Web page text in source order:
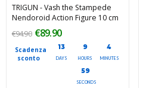
TRIGUN - Vash the Stampede
Nendoroid Action Figure 10 cm
Scadenza
sconto
13
DAYS
9
HOURS
4
MINUTES
59
SECONDS
€94.90 €89.90